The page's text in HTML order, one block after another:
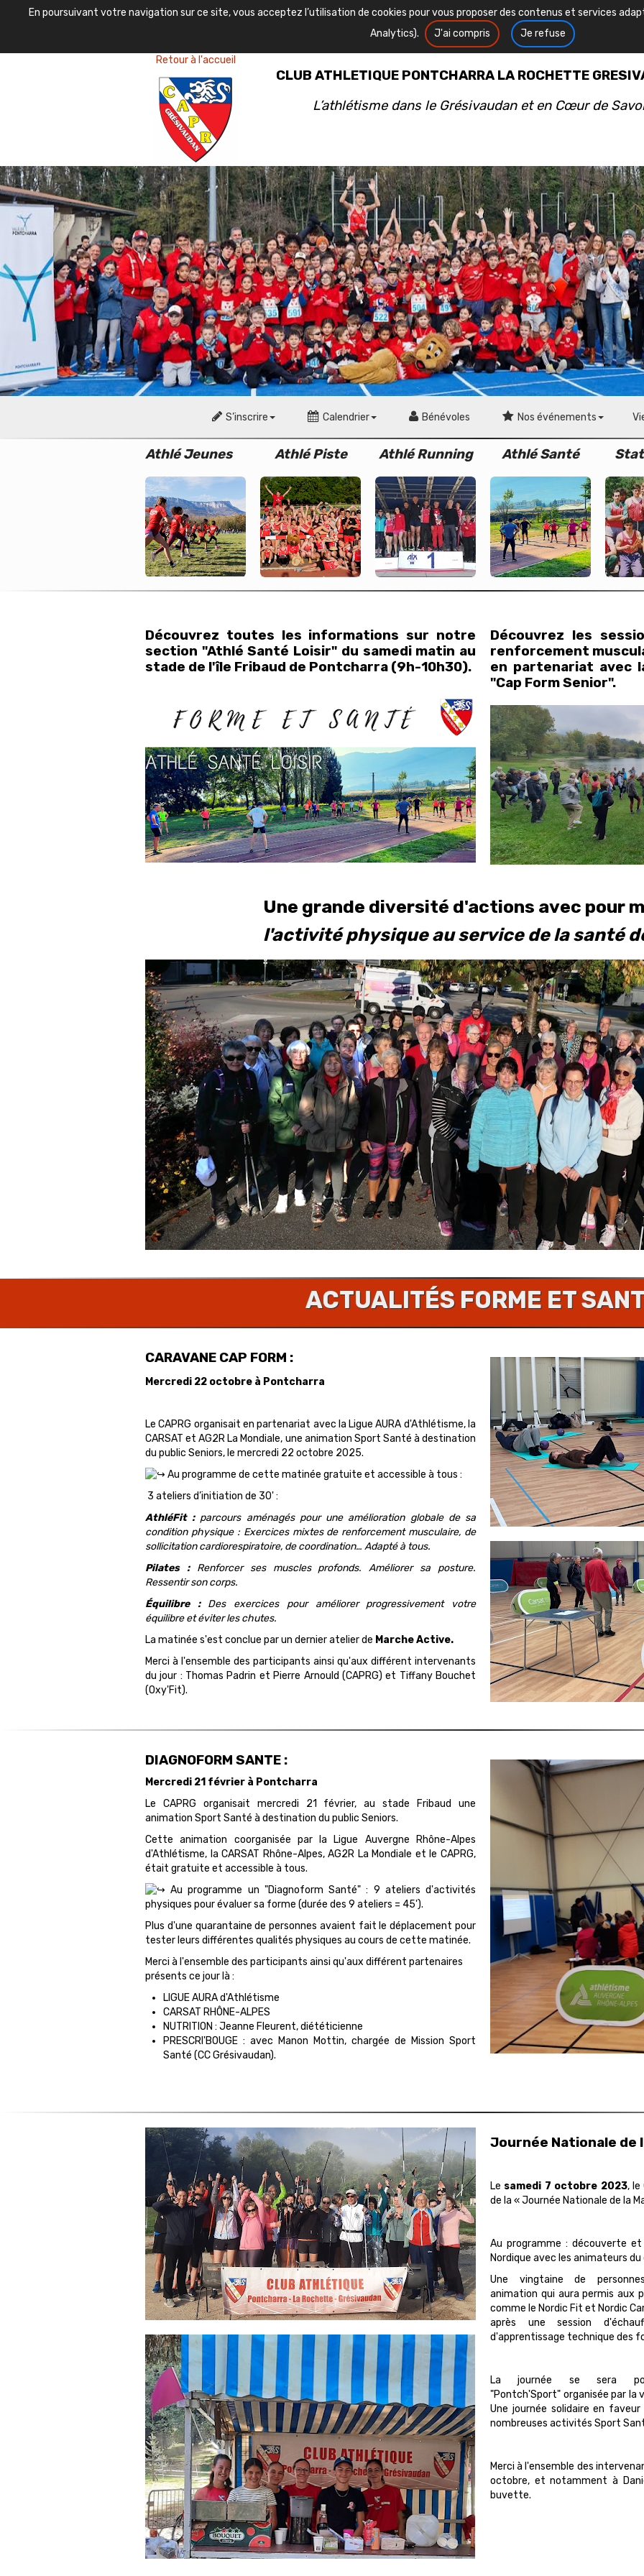
En poursuivant votre navigation sur ce site, vous acceptez l’utilisation de cookies pour vous proposer des contenus et services
Analytics).
J'ai compris Je refuse
Retour à l'accueil
CLUB ATHLETIQUE PONTCHARRA LA ROCHETTE
L’athlétisme dans le Grésivaudan et en Cœur de
S’inscrire Calendrier Bénévoles Nos événements
Athlé Jeunes Athlé Piste Athlé Running Athlé Santé
Découvrez toutes les informations sur notre
section "Athlé Santé Loisir" du samedi matin au
stade de l'île Fribaud de Pontcharra (9h-10h30).
Découvrez les
renforcement
en partenariat avec
"Cap Form Senior".
Une grande diversité d'actions avec pour
l'activité physique au service de la santé
ACTUALITÉS FORME ET
CARAVANE CAP FORM :
Mercredi 22 octobre à Pontcharra
Le CAPRG organisait en partenariat avec la Ligue AURA d'Athlétisme, la
CARSAT et AG2R La Mondiale, une animation Sport Santé à destination
du public Seniors, le mercredi 22 octobre 2025.
Au programme de cette matinée gratuite et accessible à tous :
3 ateliers d’initiation de 30' :
AthléFit :parcours aménagés pour une amélioration globale de sa
condition physique : Exercices mixtes de renforcement musculaire, de
sollicitation cardiorespiratoire, de coordination… Adapté à tous.
Pilates : Renforcer ses muscles profonds. Améliorer sa posture.
Ressentir son corps.
Équilibre :Des exercices pour améliorer progressivement votre
équilibre et éviter les chutes.
La matinée s'est conclue par un dernier atelier de Marche Active.
Merci à l'ensemble des participants ainsi qu'aux différent intervenants
du jour : Thomas Padrin et Pierre Arnould (CAPRG) et Tiffany Bouchet
(Oxy'Fit).
DIAGNOFORM SANTE :
Mercredi 21 février à Pontcharra
Le CAPRG organisait mercredi 21 février, au stade Fribaud une
animation Sport Santé à destination du public Seniors.
Cette animation coorganisée par la Ligue Auvergne Rhône-Alpes
d'Athlétisme, la CARSAT Rhône-Alpes, AG2R La Mondiale et le CAPRG,
était gratuite et accessible à tous.
Au programme un "Diagnoform Santé" : 9 ateliers d'activités
physiques pour évaluer sa forme (durée des 9 ateliers = 45').
Plus d'une quarantaine de personnes avaient fait le déplacement pour
tester leurs différentes qualités physiques au cours de cette matinée.
Merci à l'ensemble des participants ainsi qu'aux différent partenaires
présents ce jour là :
LIGUE AURA d'Athlétisme
CARSAT RHÔNE-ALPES
NUTRITION : Jeanne Fleurent, diététicienne
PRESCRI'BOUGE : avec Manon Mottin, chargée de Mission Sport
Santé (CC Grésivaudan).
Journée Nationale de
Le samedi 7 octobre 2023, le
de la « Journée Nationale de la
Au programme : découverte
Nordique avec les animateurs
Une vingtaine de
animation qui aura permis aux
comme le Nordic Fit et Nordic
après une session
d'apprentissage technique des
La journée se sera
"Pontch'Sport" organisée par la
Une journée solidaire en
nombreuses activités Sport
Merci à l'ensemble des
octobre, et notamment à
buvette.